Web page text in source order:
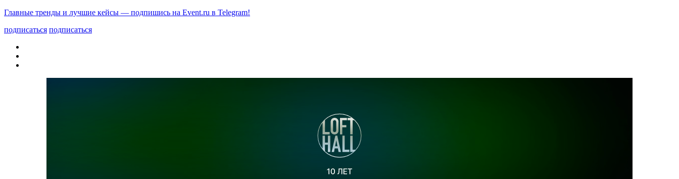
Главные тренды и лучшие кейсы — подпишись на Event.ru в Telegram!
подписаться подписаться